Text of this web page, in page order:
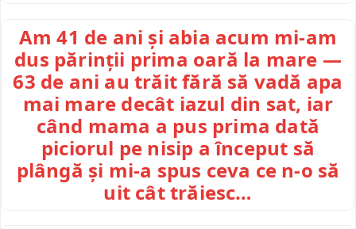
Am 41 de ani și abia acum mi-am
dus părinții prima oară la mare —
63 de ani au trăit fără să vadă apa
mai mare decât iazul din sat, iar
când mama a pus prima dată
piciorul pe nisip a început să
plângă și mi-a spus ceva ce n-o să
uit cât trăiesc…